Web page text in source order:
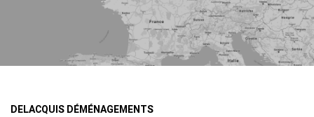
DELACQUIS DÉMÉNAGEMENTS